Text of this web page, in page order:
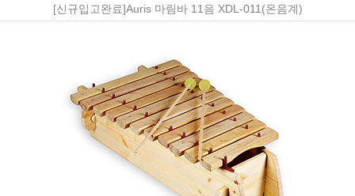
[신규입고완료]Auris 마림바 11음 XDL-011(온음계)